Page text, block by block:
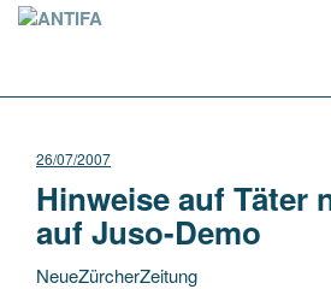
26/07/2007
Hinweise auf Täter
auf Juso-Demo
NeueZürcherZeitung